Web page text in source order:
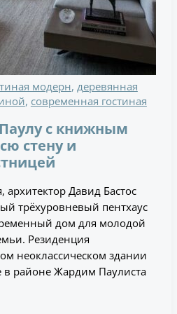
модерн, деревянная
, современная гостиная
с книжным
стену и
архитектор Давид Бастос
трёхуровневый пентхаус
дом для молодой
Резиденция
неоклассическом здании
в районе Жардим Паулиста